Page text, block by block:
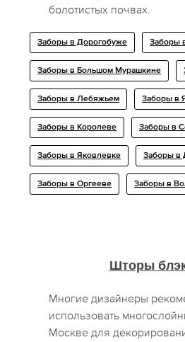
болотистых почвах.
Заборы в Дорогобуже Заборы
Заборы в Большом Мурашкине
Заборы в Лебяжьем Заборы в
Заборы в Королеве Заборы в
Заборы в Яковлевке Заборы в
Заборы в Оргееве Заборы в
Шторы
Многие дизайнеры
использовать
Москве для